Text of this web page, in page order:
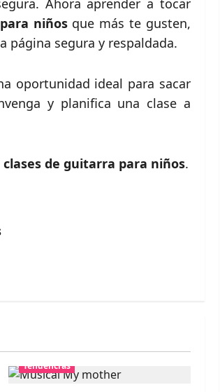
Ahora aprender a tocar
niñosque más te gusten,
página segura y respaldada.
oportunidad ideal para sacar
y planifica una clase a
clases de guitarra para niños.
Tendencias